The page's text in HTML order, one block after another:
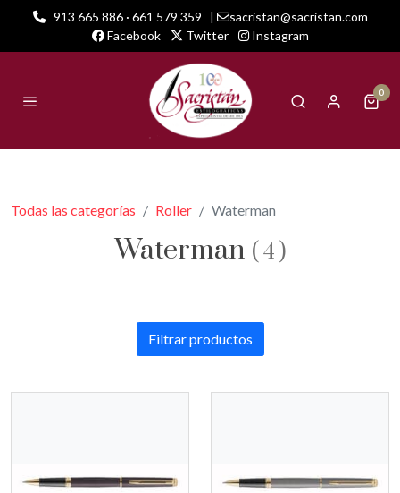
913 665 886 · 661 579 359 |
sacristan@sacristan.com
Facebook
Twitter Instagram
0
Todas las categorías Roller Waterman
Waterman ( 4 )
Filtrar productos